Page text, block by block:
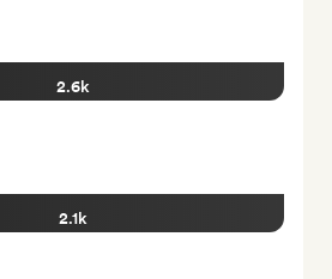
2.6k
2.1k